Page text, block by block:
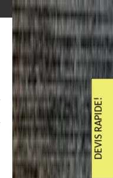
DEVIS RAPIDE!